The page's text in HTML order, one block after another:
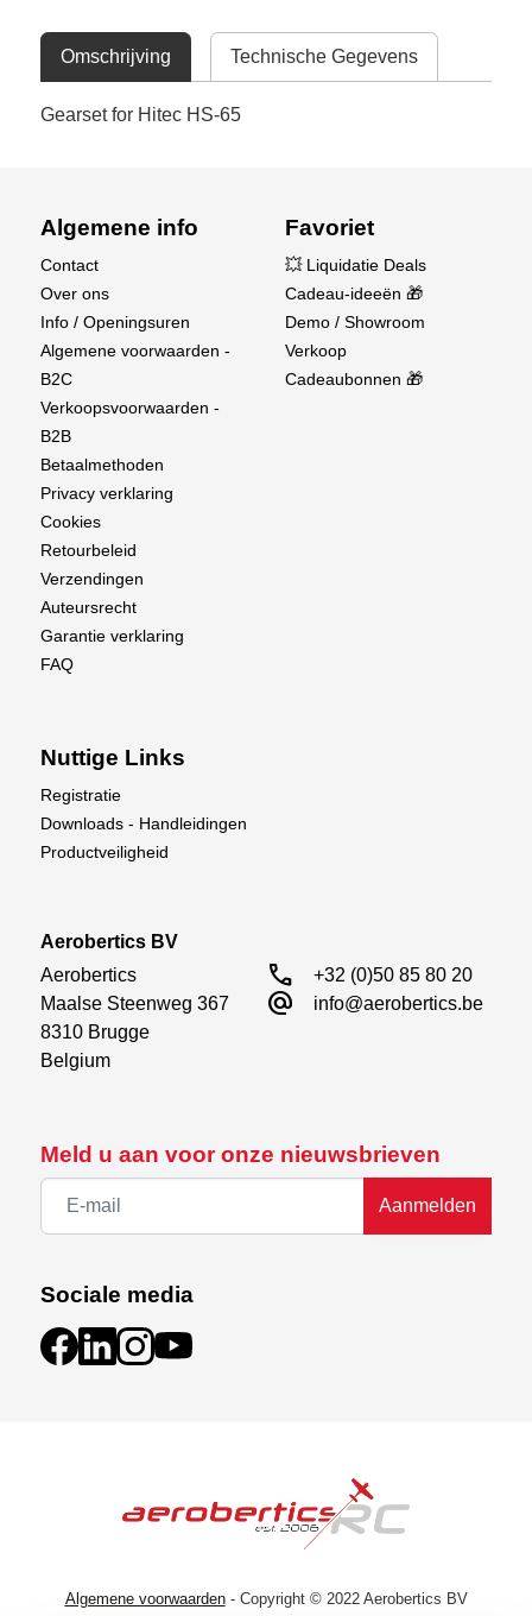
Omschrijving Technische Gegevens
Gearset for Hitec HS-65
Meld u aan voor onze nieuwsbrieven
Aanmelden
Sociale media
Algemene info
Contact
Over ons
Info / Openingsuren
Algemene voorwaarden -
B2C
Verkoopsvoorwaarden -
B2B
Betaalmethoden
Privacy verklaring
Cookies
Retourbeleid
Verzendingen
Auteursrecht
Garantie verklaring
FAQ
Favoriet
💥 Liquidatie Deals
Cadeau-ideeën 🎁
Demo / Showroom
Verkoop
Cadeaubonnen 🎁
Nuttige Links
Registratie
Downloads - Handleidingen
Productveiligheid
Aerobertics BV
Aerobertics
Maalse Steenweg 367
8310 Brugge
Belgium
call +32 (0)50 85 80 20
alternate_email info@aerobertics.be
Algemene voorwaarden - Copyright © 2022 Aerobertics BV